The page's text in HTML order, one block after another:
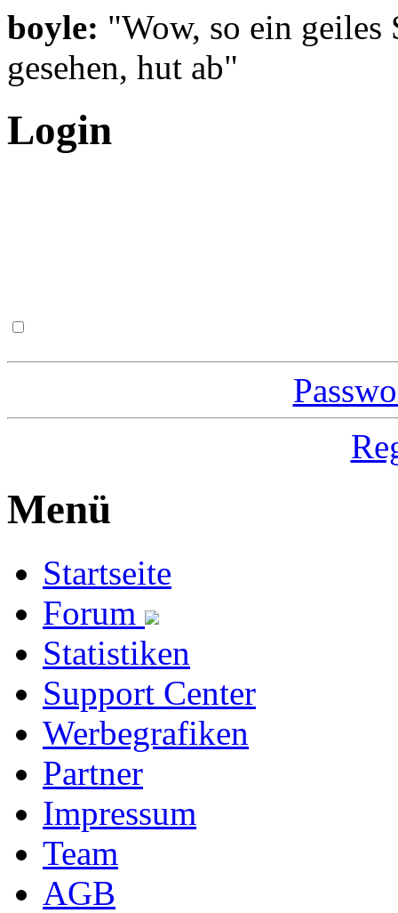
boyle: "Wow, so ein geiles
gesehen, hut ab"
Login
Menü
Startseite
Forum
Statistiken
Support Center
Werbegrafiken
Partner
Impressum
Team
AGB